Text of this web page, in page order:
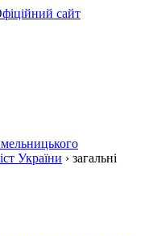
сайт
України › загальні